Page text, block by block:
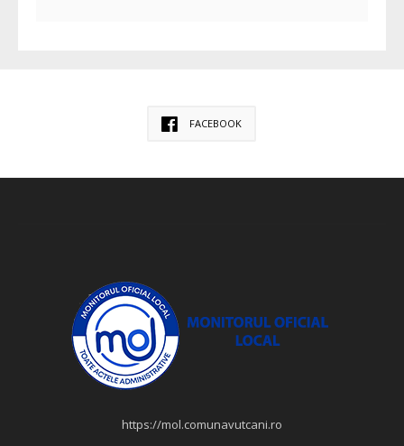
FACEBOOK
https://mol.comunavutcani.ro